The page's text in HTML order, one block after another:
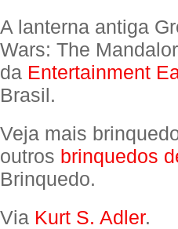
A lanterna antiga
Wars: The
da Entertainment
Brasil.
Veja mais
outros brinquedos
Brinquedo.
Via Kurt S. Adler.